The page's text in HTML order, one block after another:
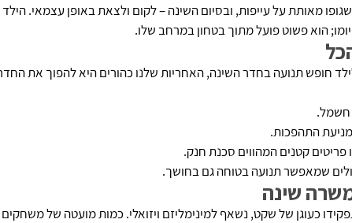
מאותת על עייפות, ובסיום השינה – לקום ולצאת באופן עצמאי. הילד
הוא פשוט פועל מתוך בטחון במרחב שלו.
חשמל.
התהפכות.
קטנים המהווים סכנת חנק.
שמאפשר תנועה בטוחה גם בחושך.
שינה
כעוגן של שקט, נשאף למינימליזם ויזואלי. כמות מועטה של משחקים